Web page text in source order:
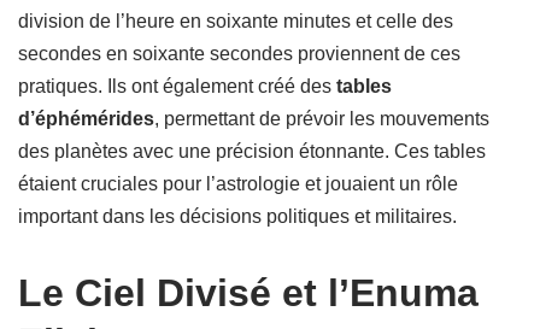
division de l’heure en soixante minutes et celle des
secondes en soixante secondes proviennent de ces
pratiques. Ils ont également créé des tables
d’éphémérides, permettant de prévoir les mouvements
des planètes avec une précision étonnante. Ces tables
étaient cruciales pour l’astrologie et jouaient un rôle
important dans les décisions politiques et militaires.
Le Ciel Divisé et l’Enuma